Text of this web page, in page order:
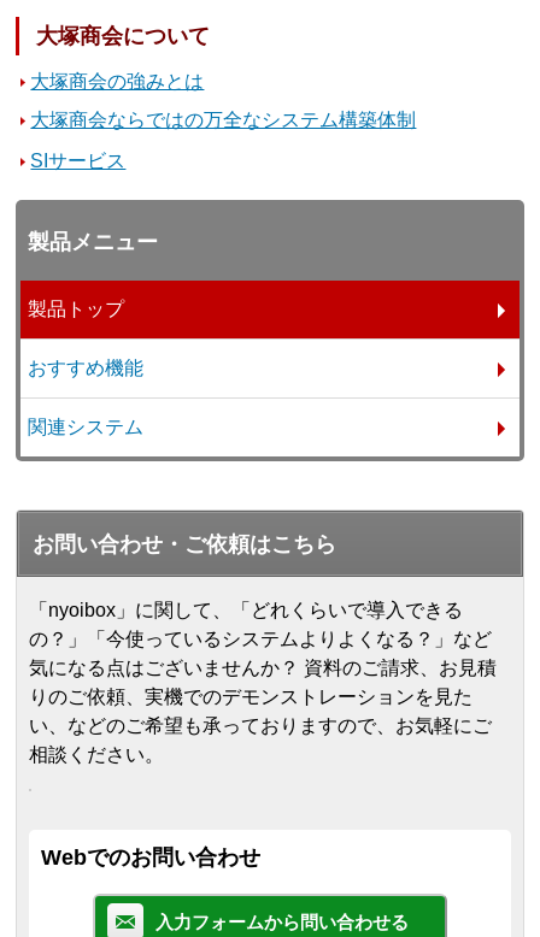
大塚商会について
大塚商会の強みとは
大塚商会ならではの万全なシステム構築体制
SIサービス
製品メニュー
製品トップ
おすすめ機能
関連システム
お問い合わせ・ご依頼はこちら
「nyoibox」に関して、「どれくらいで導入できる
の？」「今使っているシステムよりよくなる？」など
気になる点はございませんか？ 資料のご請求、お見積
りのご依頼、実機でのデモンストレーションを見た
い、などのご希望も承っておりますので、お気軽にご
相談ください。
Webでのお問い合わせ
入力フォームから問い合わせる